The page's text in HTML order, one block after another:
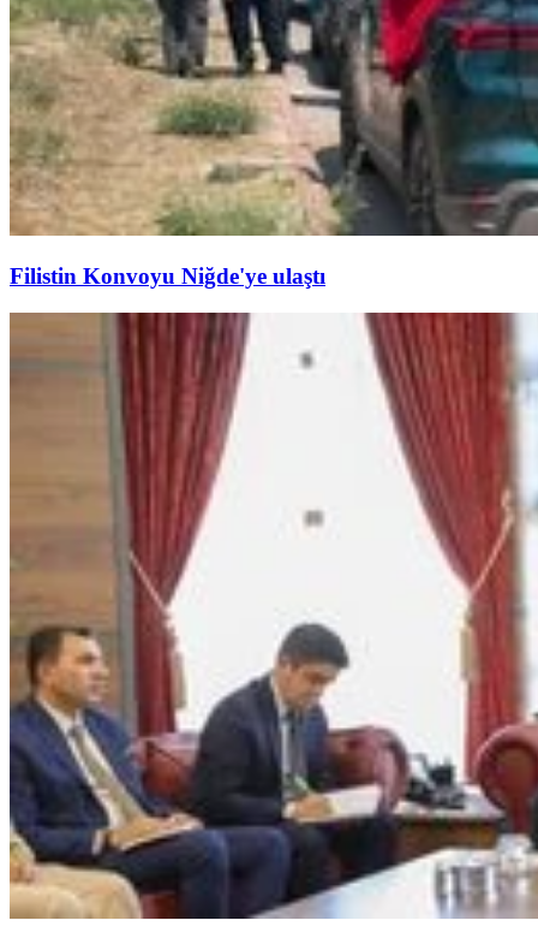
Filistin Konvoyu Niğde'ye ulaştı